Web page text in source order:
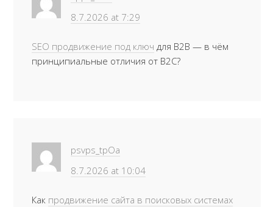
8.7.2026 at 7:29
SEO продвижение под ключ для B2B — в чём
принципиальные отличия от B2C?
psvps_tpOa
8.7.2026 at 10:04
Как продвижение сайта в поисковых системах